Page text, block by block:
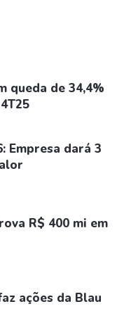
queda de 34,4%
Empresa dará 3
R$ 400 mi em
ações da Blau